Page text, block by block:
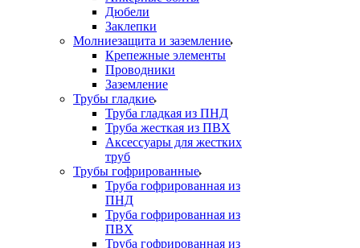
Дюбели
Заклепки
Молниезащита и заземление
Крепежные элементы
Проводники
Заземление
Трубы гладкие
Труба гладкая из ПНД
Труба жесткая из ПВХ
Аксессуары для жестких
труб
Трубы гофрированные
Труба гофрированная из
ПНД
Труба гофрированная из
ПВХ
Труба гофрированная из